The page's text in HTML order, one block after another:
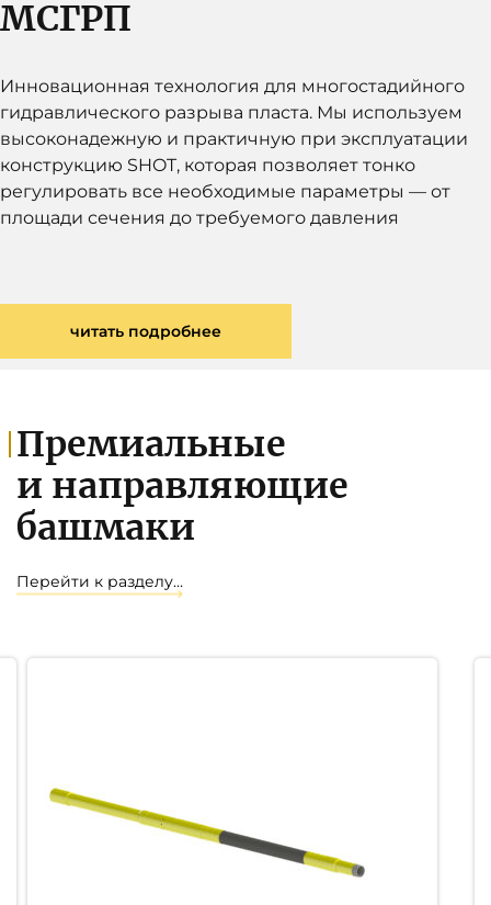
МСГРП
Инновационная технология для многостадийного
гидравлического разрыва пласта. Мы используем
высоконадежную и практичную при эксплуатации
конструкцию SHOT, которая позволяет тонко
регулировать все необходимые параметры — от
площади сечения до требуемого давления
читать подробнее
Премиальные
и направляющие
башмаки
Перейти к разделу…